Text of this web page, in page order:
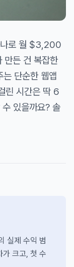
로 월 $3,200
만든 건 복잡한
단순한 웹앱
린 시간은 딱 6
있을까요? 솔
실제 수익 범
크고, 첫 수